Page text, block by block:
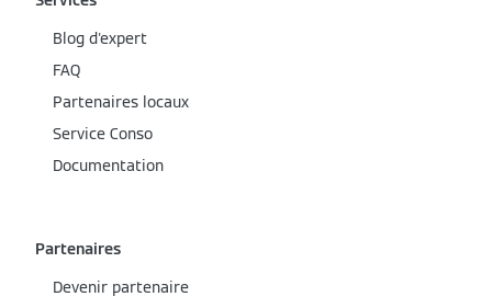
Blog d'expert
FAQ
Partenaires locaux
Service Conso
Documentation
Partenaires
Devenir partenaire